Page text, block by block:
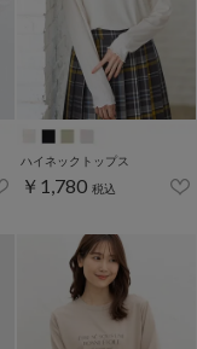
ハイネックトップス
￥1,780 税込